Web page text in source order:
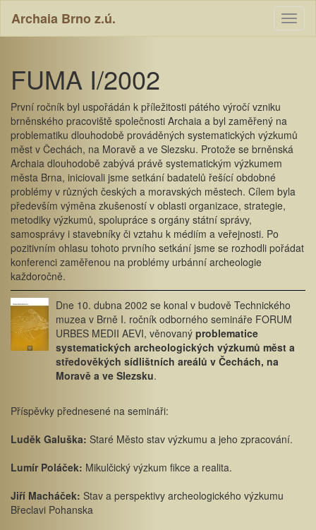
Archaia Brno z.ú.
FUMA I/2002
První ročník byl uspořádán k příležitosti pátého výročí vzniku
brněnského pracoviště společnosti Archaia a byl zaměřený na
problematiku dlouhodobě prováděných systematických výzkumů
měst v Čechách, na Moravě a ve Slezsku. Protože se brněnská
Archaia dlouhodobě zabývá právě systematickým výzkumem
města Brna, iniciovali jsme setkání badatelů řešící obdobné
problémy v různých českých a moravských městech. Cílem byla
především výměna zkušeností v oblasti organizace, strategie,
metodiky výzkumů, spolupráce s orgány státní správy,
samosprávy i stavebníky či vztahu k médiím a veřejnosti. Po
pozitivním ohlasu tohoto prvního setkání jsme se rozhodli pořádat
konferenci zaměřenou na problémy urbánní archeologie
každoročně.
Dne 10. dubna 2002 se konal v budově Technického
muzea v Brně I. ročník odborného semináře FORUM
URBES MEDII AEVI, věnovaný problematice
systematických archeologických výzkumů měst a
středověkých sídlištních areálů v Čechách, na
Moravě a ve Slezsku.
Příspěvky přednesené na semináři:
Luděk Galuška: Staré Město stav výzkumu a jeho zpracování.
Lumír Poláček: Mikulčický výzkum fikce a realita.
Jiří Macháček: Stav a perspektivy archeologického výzkumu
Břeclavi Pohanska